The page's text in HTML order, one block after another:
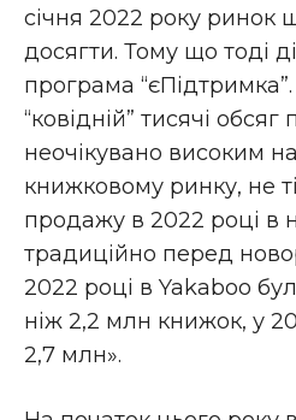
січня 2022 року ринок
досягти. Тому що тоді
програма
“ковідній” тисячі
неочікувано високим
книжковому ринку, не
продажу в 2022 році в
традиційно перед
2022 році в Yakaboo
ніж 2,2 млн книжок, у
2,7 млн».